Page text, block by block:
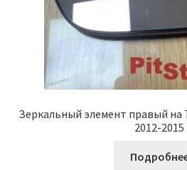
Зеркальный элемент правый на
2012-2015